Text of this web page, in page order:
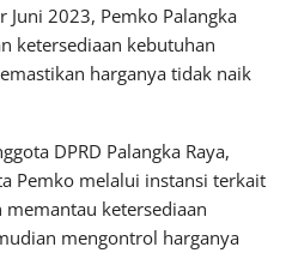
2023, Pemko Palangka
ketersediaan kebutuhan
harganya tidak naik
DPRD Palangka Raya,
Pemko melalui instansi terkait
ketersediaan
mengontrol harganya